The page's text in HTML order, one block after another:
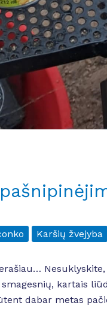
Karšių žvejyba
kartais
dabar metas